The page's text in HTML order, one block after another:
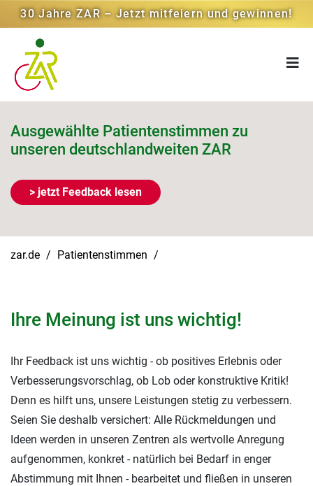
30 Jahre ZAR – Jetzt mitfeiern und gewinnen!
Ausgewählte Patientenstimmen zu
unseren deutschlandweiten ZAR
> jetzt Feedback lesen
zar.de Patientenstimmen
Ihre Meinung ist uns wichtig!
Ihr Feedback ist uns wichtig - ob positives Erlebnis oder
Verbesserungsvorschlag, ob Lob oder konstruktive Kritik!
Denn es hilft uns, unsere Leistungen stetig zu verbessern.
Seien Sie deshalb versichert: Alle Rückmeldungen und
Ideen werden in unseren Zentren als wertvolle Anregung
aufgenommen, konkret - natürlich bei Bedarf in enger
Abstimmung mit Ihnen - bearbeitet und fließen in unseren